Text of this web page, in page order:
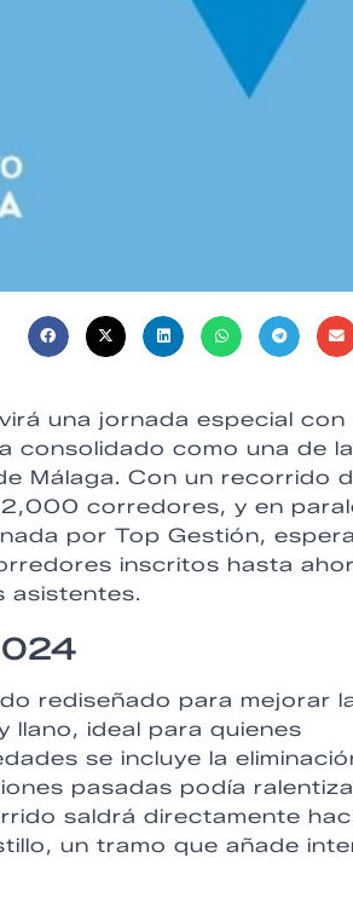
una jornada especial con
consolidado como una de
Málaga. Con un recorrido
corredores, y en
por Top Gestión, espera
inscritos hasta
asistentes.
rediseñado para mejorar
ideal para quienes
se incluye la
pasadas podía
saldrá directamente
un tramo que añade